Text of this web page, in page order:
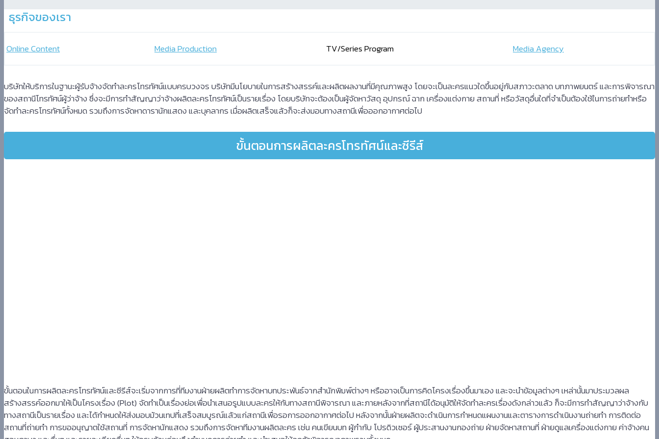
سكس
مترجم
سكس
Xnxx
Arab
ธุรกิจของเรา
Online Content Media Production TV/Series Program Media Agency
บริษัทให้บริการในฐานะผู้รับจ้างจัดทำละครโทรทัศน์แบบครบวงจร บริษัทมีนโยบายในการสร้างสรรค์และผลิตผลงานที่มีคุณภาพสูง โดยจะเป็นละครแนวใดขึ้นอยู่กับสภาวะตลาด บทภาพยนตร์ และการพิจารณา
ของสถานีโทรทัศน์ผู้ว่าจ้าง ซึ่งจะมีการทำสัญญาว่าจ้างผลิตละครโทรทัศน์เป็นรายเรื่อง โดยบริษัทจะต้องเป็นผู้จัดหาวัสดุ อุปกรณ์ ฉาก เครื่องแต่งกาย สถานที่ หรือวัสดุอื่นใดที่จำเป็นต้องใช้ในการถ่ายทำหรือ
จัดทำละครโทรทัศน์ทั้งหมด รวมถึงการจัดหาดารานักแสดง และบุคลากร เมื่อผลิตเสร็จแล้วก็จะส่งมอบทางสถานีเพื่อออกอากาศต่อไป
ขั้นตอนการผลิตละครโทรทัศน์และซีรีส์
ขั้นตอนในการผลิตละครโทรทัศน์และซีรีส์จะเริ่มจากการที่ทีมงานฝ่ายผลิตทำการจัดหาบทประพันธ์จากสำนักพิมพ์ต่างๆ หรืออาจเป็นการคิดโครงเรื่องขึ้นมาเอง และจะนำข้อมูลต่างๆ เหล่านั้นมาประมวลผล
สร้างสรรค์ออกมาให้เป็นโครงเรื่อง (Plot) จัดทำเป็นเรื่องย่อเพื่อนำเสนอรูปแบบละครให้กับทางสถานีพิจารณา และภายหลังจากที่สถานีได้อนุมัติให้จัดทำละครเรื่องดังกล่าวแล้ว ก็จะมีการทำสัญญาว่าจ้างกับ
ทางสถานีเป็นรายเรื่อง และได้กำหนดให้ส่งมอบม้วนเทปที่เสร็จสมบูรณ์แล้วแก่สถานีเพื่อรอการออกอากาศต่อไป หลังจากนั้นฝ่ายผลิตจะดำเนินการกำหนดแผนงานและตารางการดำเนินงานถ่ายทำ การติดต่อ
สถานที่ถ่ายทำ การขออนุญาตใช้สถานที่ การจัดหานักแสดง รวมถึงการจัดหาทีมงานผลิตละคร เช่น คนเขียนบท ผู้กำกับ โปรดิวเซอร์ ผู้ประสานงานกองถ่าย ฝ่ายจัดหาสถานที่ ฝ่ายดูแลเครื่องแต่งกาย ค่าจ้างคน